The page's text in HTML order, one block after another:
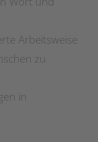
Arbeitsweise
zu
in